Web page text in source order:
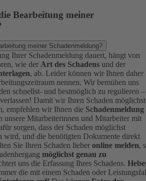
Bearbeitung meiner
meiner Schadenmeldung?
Ihrer Schadenmeldung dauert, hängt von
wie der Art des Schadens und der
, ab. Leider können wir Ihnen daher
nennen. Wir bemühen uns
schnellst- und bestmöglich zu regulieren –
Damit wir Ihren Schaden möglichst
empfehlen wir Ihnen die Schadenmeldung
unsere Mitarbeiterinnen und Mitarbeiter mit
sorgen, dass der Schaden möglichst
wird, und die benötigten Dokumente direkt
Sie Ihren Schaden lieber online melden,
möglichst genau zu
uns die Erfassung Ihres Schadens.
die mit einem Schaden oder